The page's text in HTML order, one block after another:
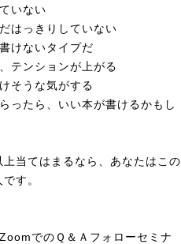
いない
はっきりしていない
けないタイプだ
テンションが上がる
そうな気がする
たら、いい本が書けるかもし
上当てはまるなら、あなたはこの
す。
でのＱ＆Ａフォローセミナ